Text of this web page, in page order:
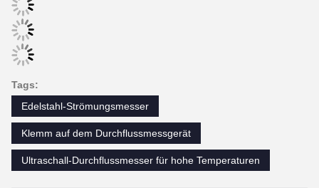
Luftfeuchtigkeit
PHYSISCHE Spezifikation
Übertrager
Übertrager